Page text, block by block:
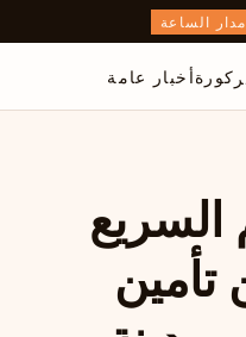
الساعة
كورةأخبار عامة
السريع